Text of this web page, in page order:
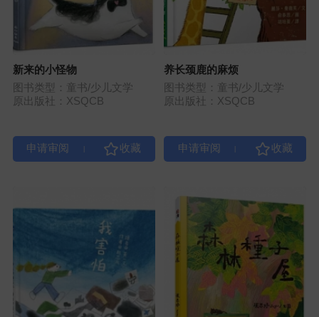
新来的小怪物
图书类型：童书/少儿文学
原出版社：XSQCB
养长颈鹿的麻烦
图书类型：童书/少儿文学
原出版社：XSQCB